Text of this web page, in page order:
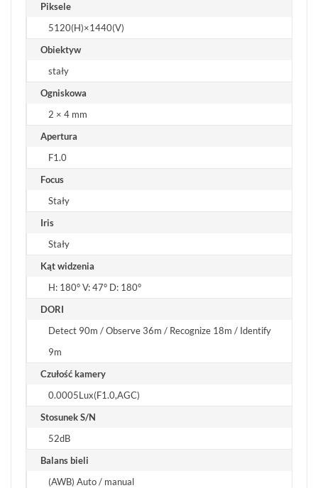
Piksele
5120(H)×1440(V)
Obiektyw
stały
Ogniskowa
2 × 4 mm
Apertura
F1.0
Focus
Stały
Iris
Stały
Kąt widzenia
H: 180° V: 47° D: 180°
DORI
Detect 90m / Observe 36m / Recognize 18m / Identify
9m
Czułość kamery
0.0005Lux(F1.0,AGC)
Stosunek S/N
52dB
Balans bieli
(AWB) Auto / manual